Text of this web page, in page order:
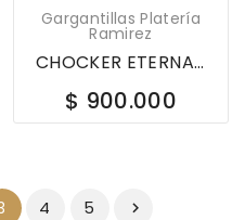
Gargantillas Platería
Ramirez
CHOCKER ETERNAL EN BRONCE CH024
$ 900.000
4 5 